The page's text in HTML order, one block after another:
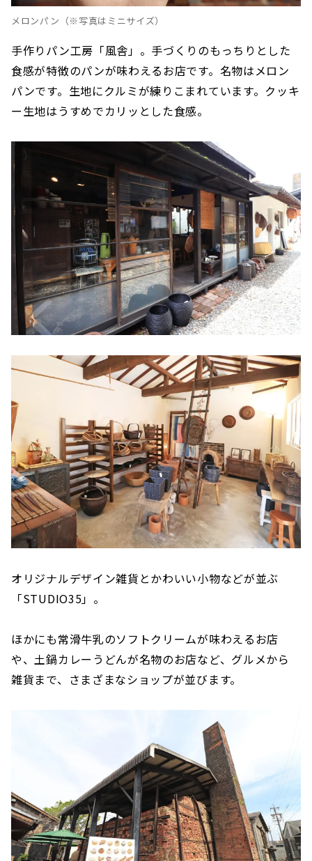
メロンパン（※写真はミニサイズ）
手作りパン工房「風舎」。手づくりのもっちりとした
食感が特徴のパンが味わえるお店です。名物はメロン
パンです。生地にクルミが練りこまれています。クッキ
ー生地はうすめでカリッとした食感。
オリジナルデザイン雑貨とかわいい小物などが並ぶ
「STUDIO35」。
ほかにも常滑牛乳のソフトクリームが味わえるお店
や、土鍋カレーうどんが名物のお店など、グルメから
雑貨まで、さまざまなショップが並びます。